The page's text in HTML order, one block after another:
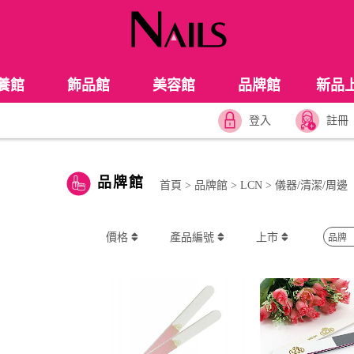
館 飾品館 美容館 品牌館 新品
登入 註冊
品牌館 首頁 > 品牌館 >LCN >儀器/清潔/周邊
價格 產品編號 上市